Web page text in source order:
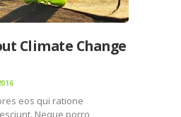
Climate Change
eos qui ratione
Neque porro